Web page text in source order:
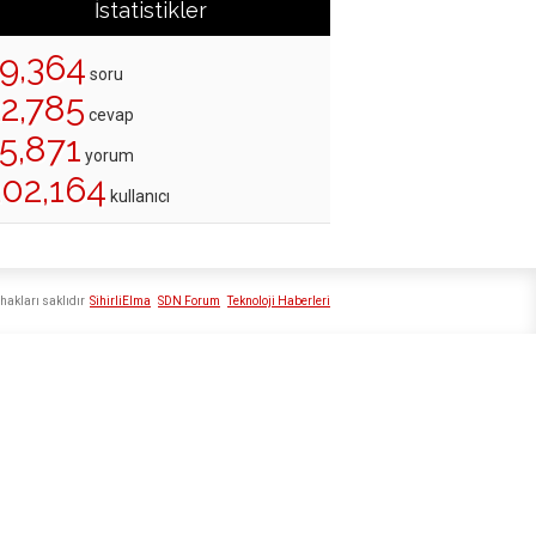
İstatistikler
soru
cevap
yorum
kullanıcı
SihirliElma SDN Forum Teknoloji Haberleri
saklıdır